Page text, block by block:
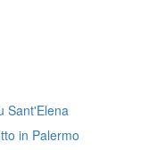
Sant'Elena
in Palermo